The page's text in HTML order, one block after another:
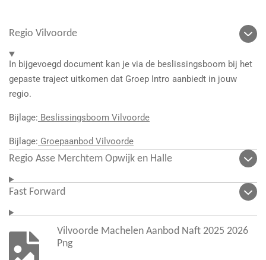
Regio Vilvoorde
In bijgevoegd document kan je via de beslissingsboom bij het
gepaste traject uitkomen dat Groep Intro aanbiedt in jouw
regio.
Bijlage: Beslissingsboom Vilvoorde
Bijlage: Groepaanbod Vilvoorde
Regio Asse Merchtem Opwijk en Halle
Fast Forward
Vilvoorde Machelen Aanbod Naft 2025 2026
Png